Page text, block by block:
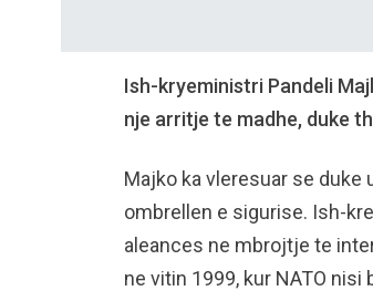
Ish-kryeministri Pandeli
nje arritje te madhe, duke
Majko ka vleresuar se duke
ombrellen e sigurise. Ish-
aleances ne mbrojtje te
ne vitin 1999, kur NATO